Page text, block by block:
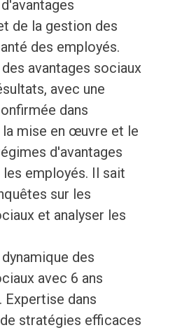
de la gestion des
des employés.
avantages sociaux
avec une
dans
la mise en œuvre et le
d'avantages
employés. Il sait
sur les
et analyser les
des
avec 6 ans
Expertise dans
stratégies efficaces